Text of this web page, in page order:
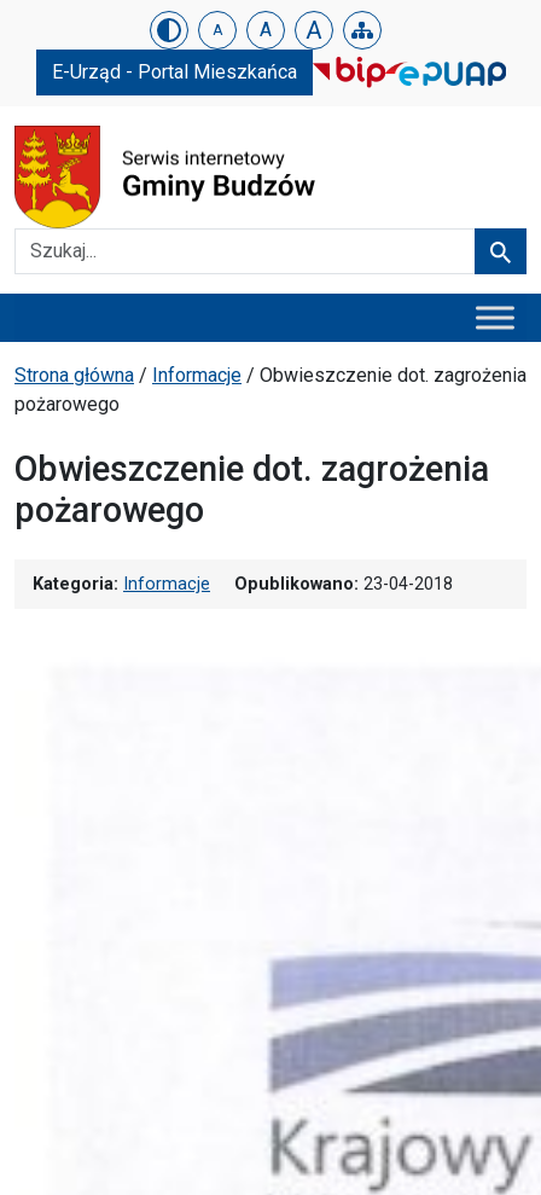
Urząd Gminy w Budzowie
Skip menu A A A
E-Urząd - Portal Mieszkańca
Szukaj
Ścieżka powrotu
Strona główna / Informacje / Obwieszczenie dot. zagrożenia
pożarowego
Obwieszczenie dot. zagrożenia
pożarowego
Kategoria: Informacje Opublikowano: 23-04-2018